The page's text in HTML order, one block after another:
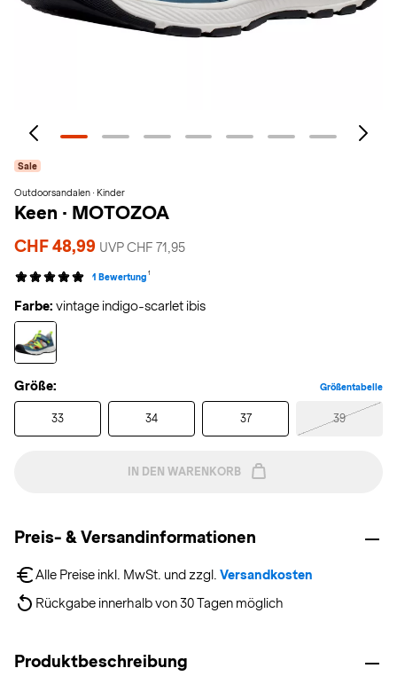
Sale
Outdoorsandalen · Kinder
Keen · MOTOZOA
CHF 48,99 UVP CHF 71,95
1 Bewertung 1
Farbe: vintage indigo-scarlet ibis
Größe: Größentabelle
33 34 37 39
IN DEN WARENKORB
Preis- & Versandinformationen
Alle Preise inkl. MwSt. und zzgl. Versandkosten
Rückgabe innerhalb von 30 Tagen möglich
Produktbeschreibung